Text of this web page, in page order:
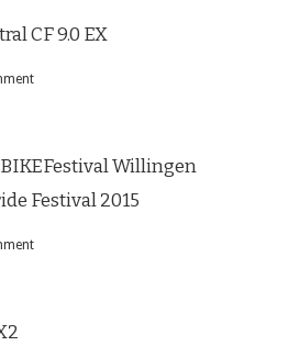
CF 9.0 EX
Willingen
Festival 2015